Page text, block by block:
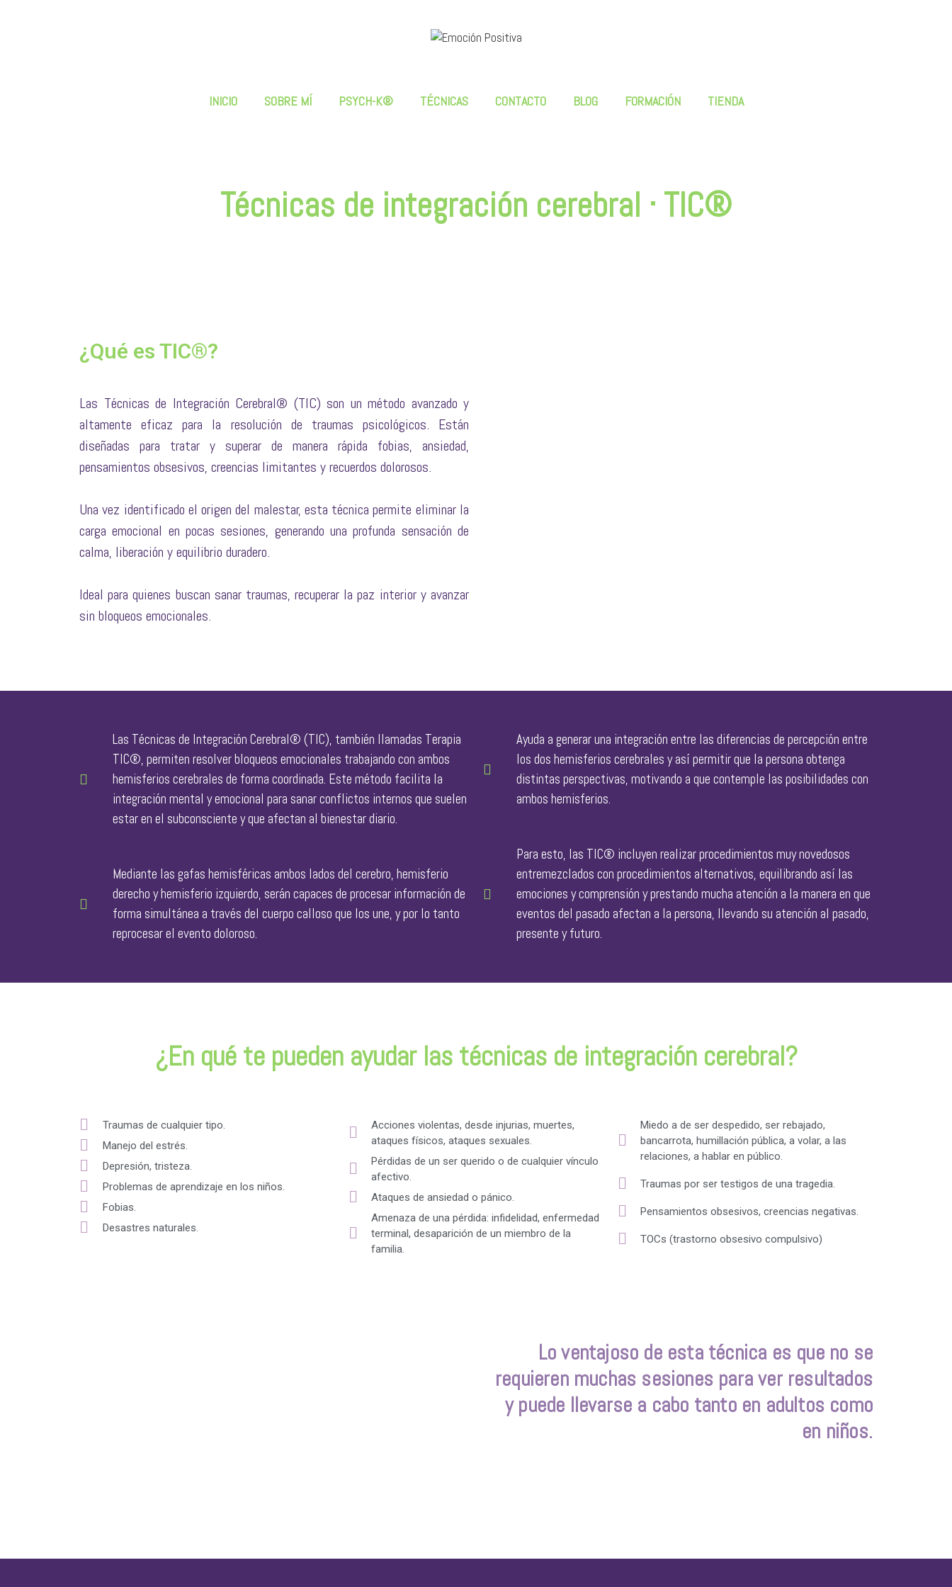
INICIO SOBRE MÍ PSYCH-K® TÉCNICAS CONTACTO BLOG FORMACIÓN TIENDA
Técnicas de integración cerebral · TIC®
¿Qué es TIC®?
Las Técnicas de Integración Cerebral® (TIC) son un método avanzado y
altamente eficaz para la resolución de traumas psicológicos. Están
diseñadas para tratar y superar de manera rápida fobias, ansiedad,
pensamientos obsesivos, creencias limitantes y recuerdos dolorosos.
Una vez identificado el origen del malestar, esta técnica permite eliminar la
carga emocional en pocas sesiones, generando una profunda sensación de
calma, liberación y equilibrio duradero.
Ideal para quienes buscan sanar traumas, recuperar la paz interior y avanzar
sin bloqueos emocionales.
Las Técnicas de Integración Cerebral® (TIC), también llamadas Terapia
TIC®, permiten resolver bloqueos emocionales trabajando con ambos
hemisferios cerebrales de forma coordinada. Este método facilita la
integración mental y emocional para sanar conflictos internos que suelen
estar en el subconsciente y que afectan al bienestar diario.
Mediante las gafas hemisféricas ambos lados del cerebro, hemisferio
derecho y hemisferio izquierdo, serán capaces de procesar información de
forma simultánea a través del cuerpo calloso que los une, y por lo tanto
reprocesar el evento doloroso.
Ayuda a generar una integración entre las diferencias de percepción entre
los dos hemisferios cerebrales y así permitir que la persona obtenga
distintas perspectivas, motivando a que contemple las posibilidades con
ambos hemisferios.
Para esto, las TIC® incluyen realizar procedimientos muy novedosos
entremezclados con procedimientos alternativos, equilibrando así las
emociones y comprensión y prestando mucha atención a la manera en que
eventos del pasado afectan a la persona, llevando su atención al pasado,
presente y futuro.
¿En qué te pueden ayudar las técnicas de integración cerebral?
Traumas de cualquier tipo.
Manejo del estrés.
Depresión, tristeza.
Problemas de aprendizaje en los niños.
Fobias.
Desastres naturales.
Acciones violentas, desde injurias, muertes,
ataques físicos, ataques sexuales.
Pérdidas de un ser querido o de cualquier vínculo
afectivo.
Ataques de ansiedad o pánico.
Amenaza de una pérdida: infidelidad, enfermedad
terminal, desaparición de un miembro de la
familia.
Miedo a de ser despedido, ser rebajado,
bancarrota, humillación pública, a volar, a las
relaciones, a hablar en público.
Traumas por ser testigos de una tragedia.
Pensamientos obsesivos, creencias negativas.
TOCs (trastorno obsesivo compulsivo)
Lo ventajoso de esta técnica es que no se
requieren muchas sesiones para ver resultados
y puede llevarse a cabo tanto en adultos como
en niños.